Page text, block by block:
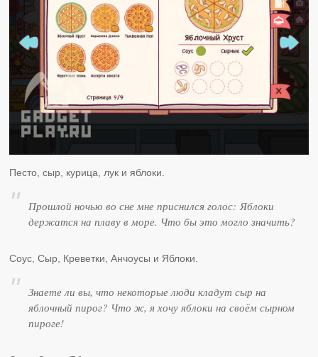
Песто, сыр, курица, лук и яблоки.
Прошлой ночью во сне мне приснился голос: Яблоки
держатся на плаву в море. Что бы это могло значить?
Соус, Сыр, Креветки, Анчоусы и Яблоки.
Знаете ли вы, что некоторые люди кладут сыр на
яблочный пирог? Что ж, я хочу яблоки на своём сырном
пироге!